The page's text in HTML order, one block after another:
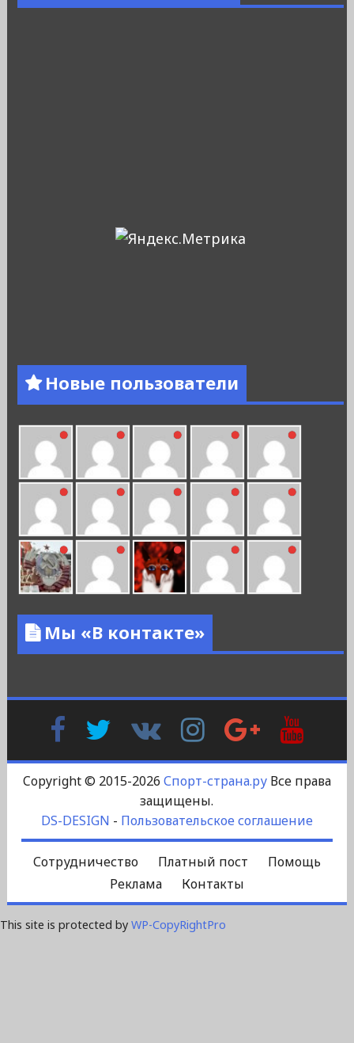
Новые пользователи
Мы «В контакте»
FacebookTwitter
Контакте
InstagramGoogle
Plus
Copyright © 2015-2026 Спорт-страна.руВсе права
защищены.
DS-DESIGN - Пользовательское соглашение
Сотрудничество Платный пост
Помощь
Реклама
Контакты
This site is protected by WP-CopyRightPro